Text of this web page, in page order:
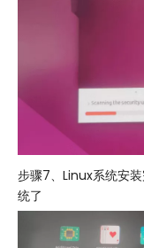
步骤7、Linux系统安
统了